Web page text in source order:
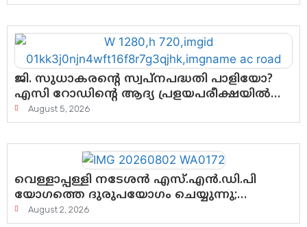
ജി. സുധാകരന്റെ സ്വപ്നപദ്ധതി പാളിയോ?
എസി റോഡിന്റെ ആദ്യ പ്രളയപരീക്ഷയിൽ
ഉയരുന്നത് ഗുരുതര ചോദ്യങ്ങൾ
August 5, 2026
വെള്ളാപ്പള്ളി നടേശൻ എസ്.എൻ.ഡി.പി
യോഗത്തെ ദുരുപയോഗം ചെയ്യുന്നു;
ശ്രീനാരായണ പ്രസ്ഥാനത്തെ
August 2, 2026